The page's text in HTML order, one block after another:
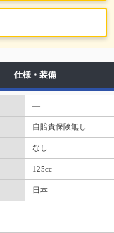
仕様・装備
―
自賠責保険無し
なし
125cc
日本